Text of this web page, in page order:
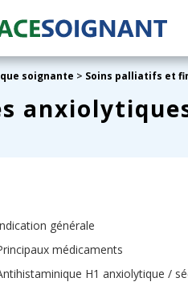
soignante > Soins palliatifs et
générale
médicaments
H1 anxiolytique /